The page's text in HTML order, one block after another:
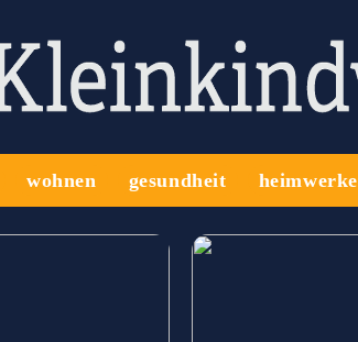
wohnen gesundheit